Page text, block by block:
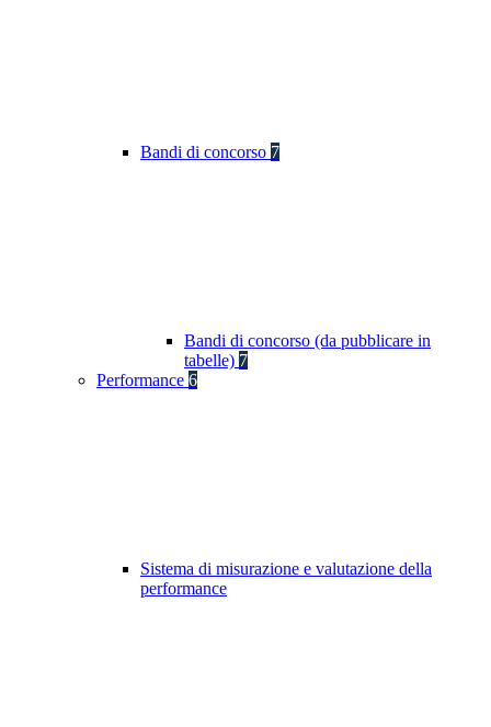
Bandi di concorso 7
Bandi di concorso (da pubblicare in
tabelle) 7
Performance 6
Sistema di misurazione e valutazione della
performance